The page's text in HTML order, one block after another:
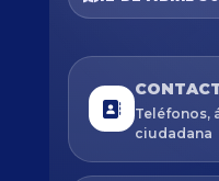
Teléfonos,
ciudadana